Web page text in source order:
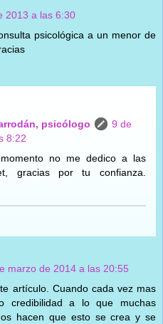
2013 a las 6:30
psicológica a un menor de
psicólogo
9 de
8:22
no me dedico a las
gracias por tu confianza.
marzo de 2014 a las 20:55
artículo. Cuando cada vez mas
credibilidad a lo que muchas
hacen que esto se crea y se